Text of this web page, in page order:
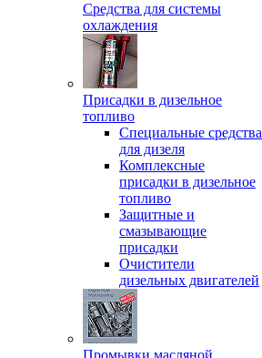
Средства для системы
охлаждения
Присадки в дизельное
топливо
Спeциальные средства
для дизеля
Комплексные
присадки в дизельное
топливо
Защитные и
смазывающие
присадки
Очистители
дизельных двигателей
Промывки масляной